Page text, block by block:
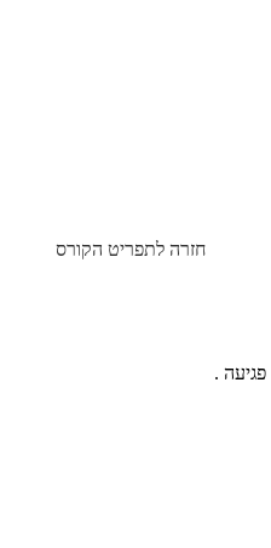
חזרה לתפריט הקורס
.